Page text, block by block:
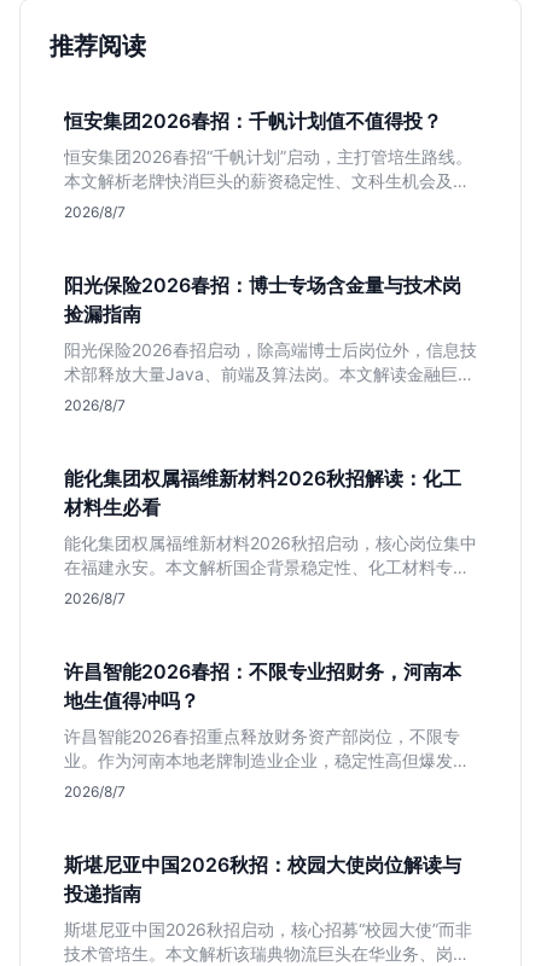
推荐阅读
恒安集团2026春招：千帆计划值不值得投？
恒安集团2026春招“千帆计划”启动，主打管培生路线。
本文解析老牌快消巨头的薪资稳定性、文科生机会及决
策链条长的局限，帮你判断是否值得投递。
2026/8/7
阳光保险2026春招：博士专场含金量与技术岗
捡漏指南
阳光保险2026春招启动，除高端博士后岗位外，信息技
术部释放大量Java、前端及算法岗。本文解读金融巨头
校招门槛，分析技术岗需求与投递价值，助你快速判断
2026/8/7
能化集团权属福维新材料2026秋招解读：化工
材料生必看
能化集团权属福维新材料2026秋招启动，核心岗位集中
在福建永安。本文解析国企背景稳定性、化工材料专业
匹配度及工作地点限制，助理工科生判断是否值得投
2026/8/7
许昌智能2026春招：不限专业招财务，河南本
地生值得冲吗？
许昌智能2026春招重点释放财务资产部岗位，不限专
业。作为河南本地老牌制造业企业，稳定性高但爆发涨
薪机会少。适合想在本地积累工业场景经验的应届生。
2026/8/7
斯堪尼亚中国2026秋招：校园大使岗位解读与
投递指南
斯堪尼亚中国2026秋招启动，核心招募“校园大使”而非
技术管培生。本文解析该瑞典物流巨头在华业务、岗位